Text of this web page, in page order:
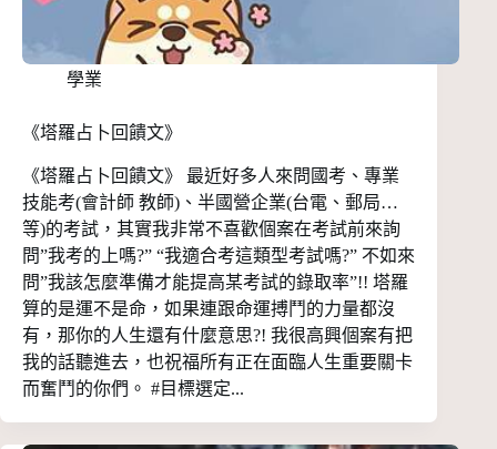
學業
《塔羅占卜回饋文》
《塔羅占卜回饋文》 最近好多人來問國考、專業
技能考(會計師 教師)、半國營企業(台電、郵局…
等)的考試，其實我非常不喜歡個案在考試前來詢
問”我考的上嗎?” “我適合考這類型考試嗎?” 不如來
問”我該怎麼準備才能提高某考試的錄取率”!! 塔羅
算的是運不是命，如果連跟命運搏鬥的力量都沒
有，那你的人生還有什麼意思?! 我很高興個案有把
我的話聽進去，也祝福所有正在面臨人生重要關卡
而奮鬥的你們。 #目標選定...